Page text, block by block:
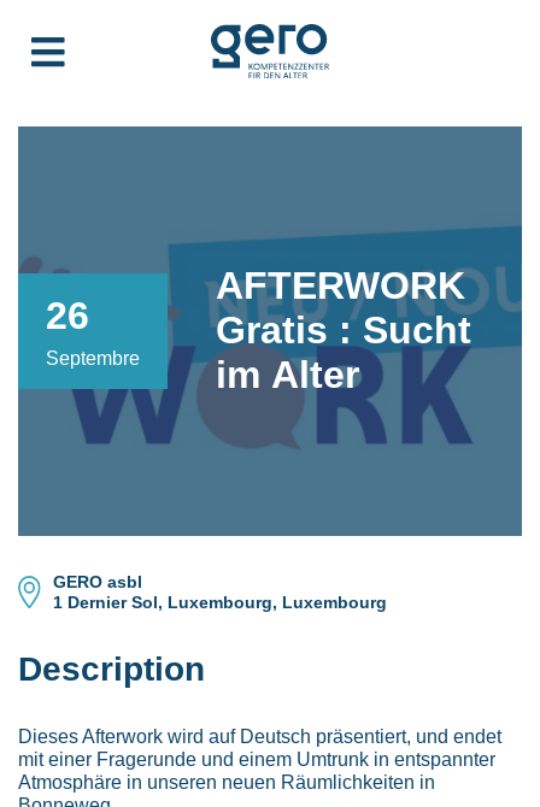
26
Septembre
AFTERWORK
Gratis : Sucht
im Alter
GERO asbl
1 Dernier Sol, Luxembourg, Luxembourg
Description
Dieses Afterwork wird auf Deutsch präsentiert, und endet
mit einer Fragerunde und einem Umtrunk in entspannter
Atmosphäre in unseren neuen Räumlichkeiten in